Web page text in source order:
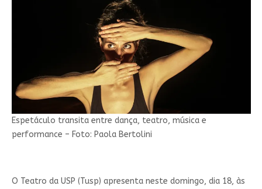
Espetáculo transita entre dança, teatro, música e
performance – Foto: Paola Bertolini
O Teatro da USP (Tusp) apresenta neste domingo, dia 18, às